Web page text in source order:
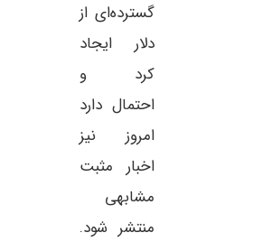
گسترده‌ای از
دلار ایجاد
کرد و
احتمال دارد
امروز نیز
اخبار مثبت
مشابهی
منتشر شود.